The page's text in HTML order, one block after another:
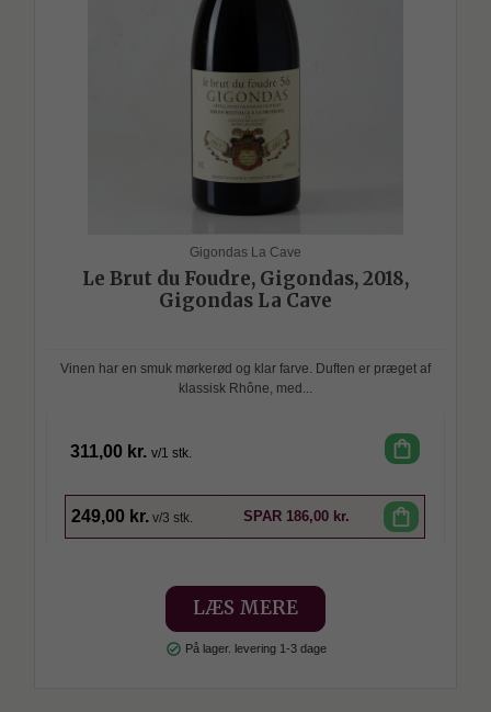
Gigondas La Cave
Le Brut du Foudre, Gigondas, 2018,
Gigondas La Cave
Vinen har en smuk mørkerød og klar farve. Duften er præget af
klassisk Rhône, med...
311,00 kr. v/1 stk. shopping_bag
249,00 kr. v/3 stk. SPAR 186,00 kr. shopping_bag
LÆS MERE
check_circle På lager. levering 1-3 dage